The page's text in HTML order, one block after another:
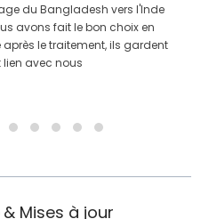
du Bangladesh vers l'Inde
avons fait le bon choix en
le traitement, ils gardent
lien avec nous
& Mises à jour